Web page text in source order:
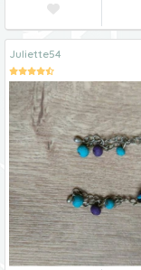

Juliette54